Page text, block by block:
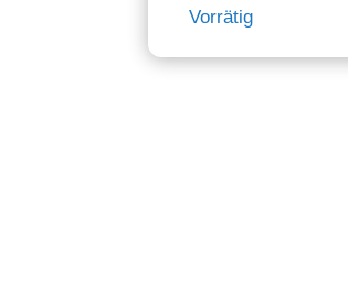
Vorrätig